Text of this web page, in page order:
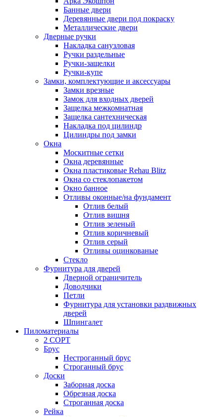
Банные двери
Деревянные двери под покраску
Металлические двери
Дверные ручки
Накладка санузловая
Ручки раздельные
Ручки-защелки
Ручки-купе
Замки, комплектующие и аксессуары
Замки врезные
Замок для входных дверей
Защелка межкомнатная
Защелка сантехническая
Накладка под цилиндр
Цилиндры под замки
Окна
Москитные сетки
Окна деревянные
Окна пластиковые Rehau Blitz
Окна со стеклопакетом
Окно банное
Отливы оконные/на фундамент
Отлив белый
Отлив вишня
Отлив зеленый
Отлив коричневый
Отлив серый
Отливы оцинкованые
Стекло
Фурнитура для дверей
Дверной ограничитель
Доводчики
Петли
Фурнитура для установки раздвижных
дверей
Шпингалет
Пиломатериалы
2 СОРТ
Брус
Нестроганный брус
Строганный брус
Доски
Заборная доска
Обрезная доска
Строганная доска
Рейка